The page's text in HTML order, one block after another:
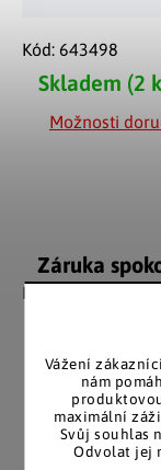
Vážení
nám
maximální
Svůj souhlas
Odvolat jej
Skladem (2
Možnosti
Kód: 643498
Záruka
Nakupujete bez
jednání v
Pozitivní